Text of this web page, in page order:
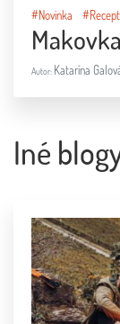
#Novinka #Recept
Autor: Katarína
Iné